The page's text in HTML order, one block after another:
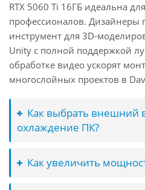
RTX 5060 Ti 16ГБ идеальна
профессионалов.
инструмент для 3D-
Unity с полной поддержкой
обработке видео ускорят
многослойных проектов в
Как выбрать внешний
охлаждение ПК?
Как увеличить